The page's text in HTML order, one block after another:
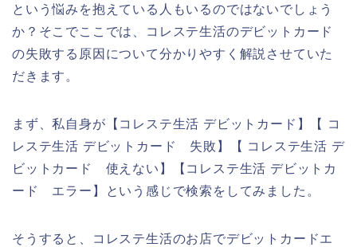
という悩みを抱えている人もいるのではないでしょう
か？そこでここでは、コレステ生活のデビットカード
の失敗する原因について分かりやすく解説させていた
だきます。
まず、私自身が【コレステ生活 デビットカード】【 コ
レステ生活 デビットカード 失敗】【 コレステ生活 デ
ビットカード 使えない】【コレステ生活 デビットカ
ード エラー】という感じで検索をしてみました。
そうすると、コレステ生活のお店でデビットカードエ